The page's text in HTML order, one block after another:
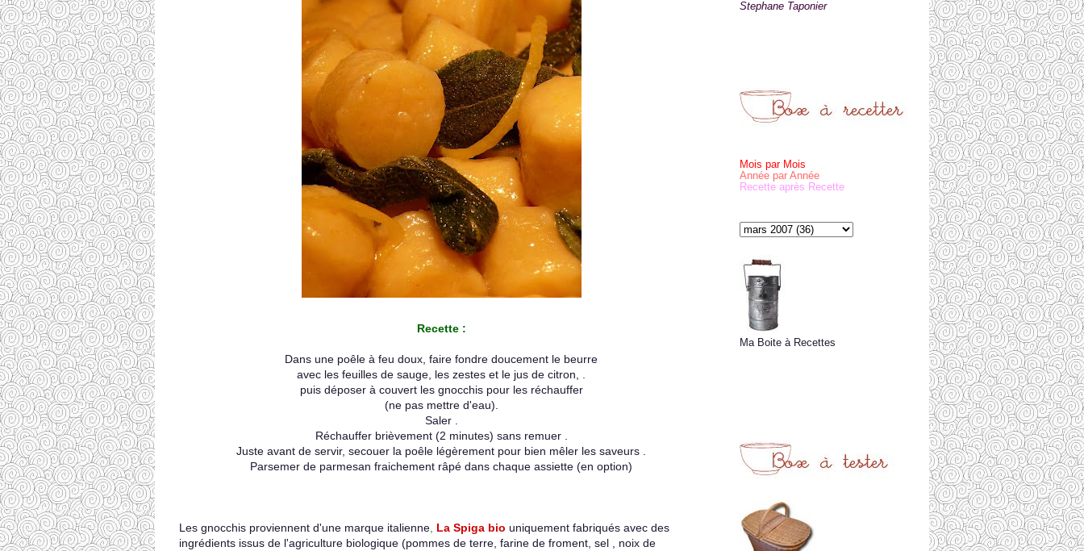
Recette :
Dans une poêle à feu doux, faire fondre doucement le beurre
avec les feuilles de sauge, les zestes et le jus de citron, .
puis déposer à couvert les gnocchis pour les réchauffer
(ne pas mettre d'eau).
Saler .
Réchauffer brièvement (2 minutes) sans remuer .
Juste avant de servir, secouer la poêle légèrement pour bien mêler les saveurs .
Parsemer de parmesan fraichement râpé dans chaque assiette (en option)
Les gnocchis proviennent d'une marque italienne La Spiga bio uniquement fabriqués avec des
ingrédients issus de l'agriculture biologique (pommes de terre, farine de froment, sel , noix de
Stephane Taponier
Mois par Mois
Année par Année
Recette après Recette
Ma Boite à Recettes